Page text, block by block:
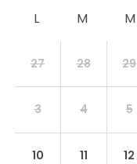
27 28 29
3 4 5
10 11 12